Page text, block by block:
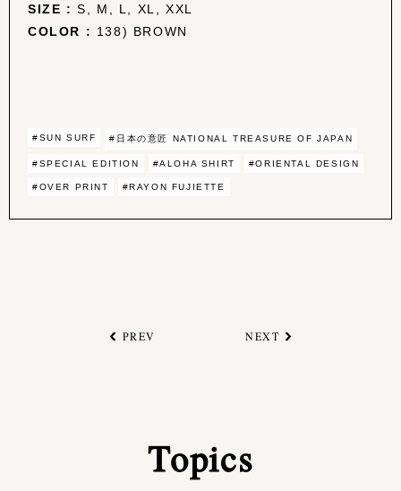
SIZE : S, M, L, XL, XXL
COLOR : 138) BROWN
#SUN SURF #日本の意匠 NATIONAL TREASURE OF JAPAN
#SPECIAL EDITION #ALOHA SHIRT #ORIENTAL DESIGN
#OVER PRINT #RAYON FUJIETTE
PREV NEXT
Topics